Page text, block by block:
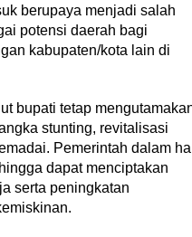
berupaya menjadi salah
potensi daerah bagi
kabupaten/kota lain di
bupati tetap
stunting, revitalisasi
Pemerintah dalam
dapat menciptakan
serta peningkatan